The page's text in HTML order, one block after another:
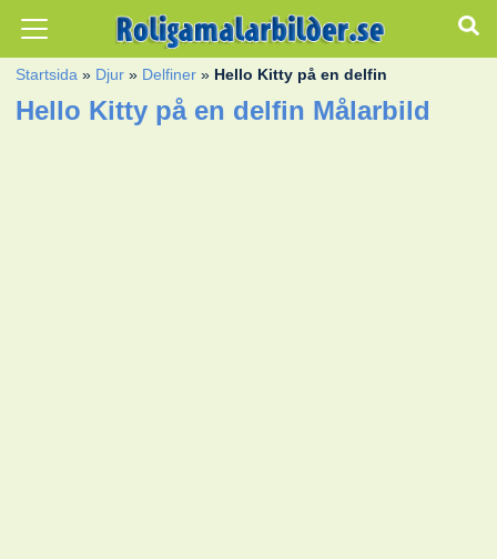
Startsida » Djur » Delfiner » Hello Kitty på en delfin
Hello Kitty på en delfin Målarbild